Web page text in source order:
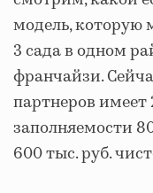
модель, которую
3 сада в одном
франчайзи.
партнеров
заполняемости
600 тыс. руб.